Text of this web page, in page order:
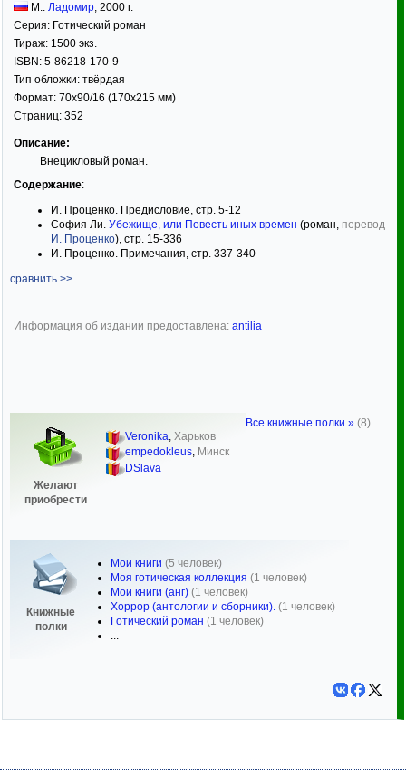
М.: Ладомир, 2000 г.
Серия: Готический роман
Тираж: 1500 экз.
ISBN: 5-86218-170-9
Тип обложки: твёрдая
Формат: 70x90/16 (170x215 мм)
Страниц: 352
Описание:
Внецикловый роман.
Содержание:
И. Проценко. Предисловие, стр. 5-12
София Ли. Убежище, или Повесть иных времен (роман, перевод
И. Проценко), стр. 15-336
И. Проценко. Примечания, стр. 337-340
сравнить >>
Информация об издании предоставлена: antilia
Желают
приобрести
Veronika, Харьков
empedokleus, Минск
DSlava
Книжные
полки
Мои книги (5 человек)
Моя готическая коллекция (1 человек)
Мои книги (анг) (1 человек)
Хоррор (антологии и сборники). (1 человек)
Готический роман (1 человек)
...
Все книжные полки » (8)